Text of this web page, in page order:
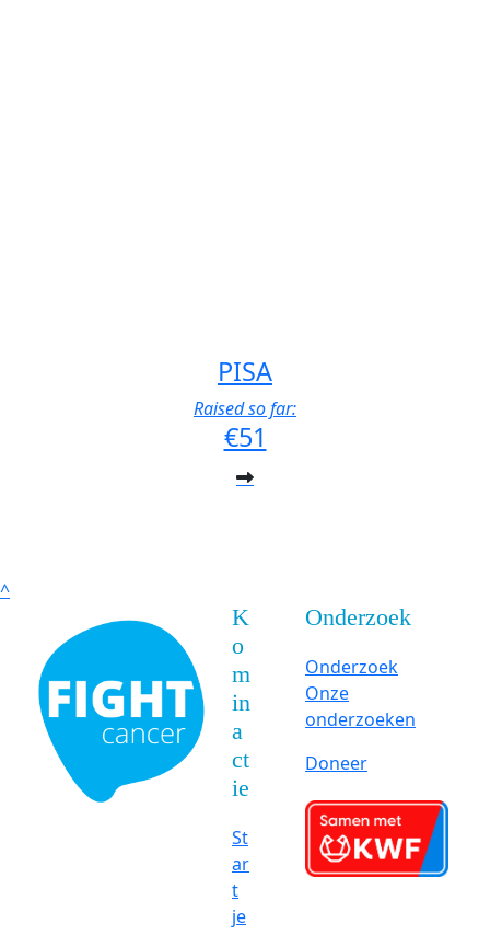
PISA
Raised so far:
€51
^
K
o
m
in
a
ct
ie
St
ar
t
je
Onderzoek
Onderzoek
Onze
onderzoeken
Doneer